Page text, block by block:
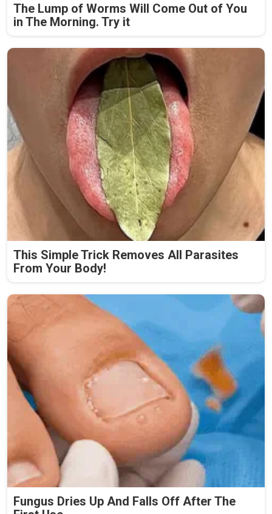
The Lump of Worms Will Come Out of You
in The Morning. Try it
This Simple Trick Removes All Parasites
From Your Body!
Fungus Dries Up And Falls Off After The